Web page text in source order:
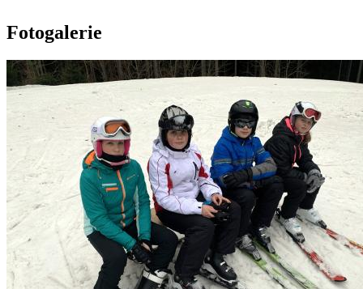
Fotogalerie